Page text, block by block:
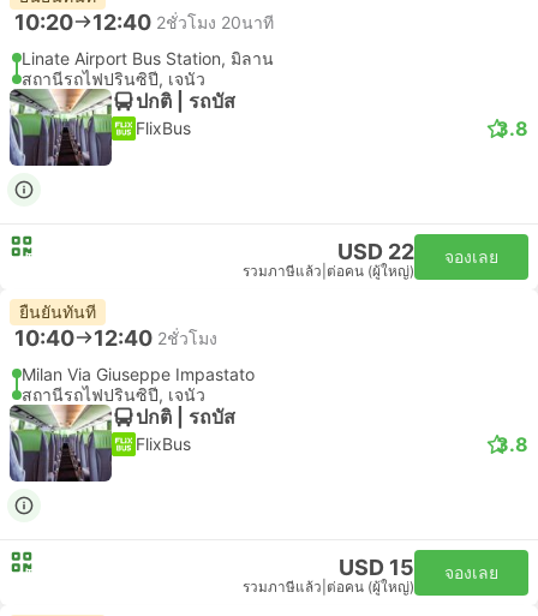
10:20 12:40 2ชั่วโมง 20นาที
Linate Airport Bus Station, มิลาน
สถานีรถไฟปรินซิปี, เจนัว
ปกติ | รถบัส
FlixBus 3.8
USD 22
รวมภาษีแล้ว ต่อคน (ผู้ใหญ่)
จองเลย
ยืนยันทันที
10:40 12:40 2ชั่วโมง
Milan Via Giuseppe Impastato
สถานีรถไฟปรินซิปี, เจนัว
ปกติ | รถบัส
FlixBus 3.8
USD 15
รวมภาษีแล้ว ต่อคน (ผู้ใหญ่)
จองเลย